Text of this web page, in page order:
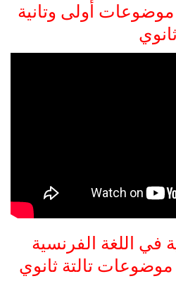
للثانوية العامة #7 موضوعات أولى وتانية
في اللغة الفرنسية